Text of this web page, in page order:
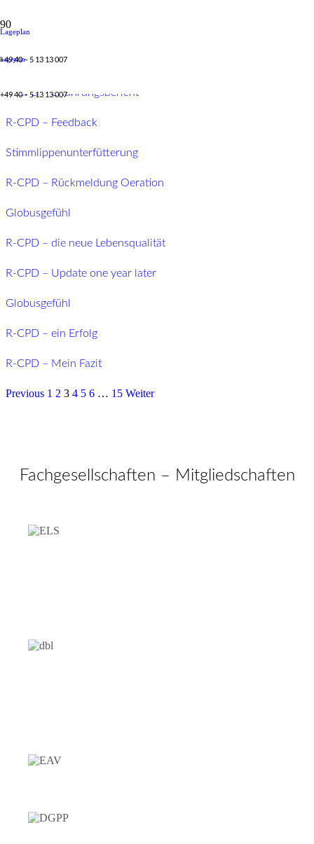
Lageplan
+49 40 – 5 13 13 007
Lageplan
+49 40 – 5 13 13 007
Erfahrungen
R-CPD – Erfahrungsbericht
R-CPD – Feedback
Stimmlippenunterfütterung
R-CPD – Rückmeldung Oeration
Globusgefühl
R-CPD – die neue Lebensqualität
R-CPD – Update one year later
Globusgefühl
R-CPD – ein Erfolg
R-CPD – Mein Fazit
Previous 1 2 3 4 5 6 … 15 Weiter
Fachgesellschaften – Mitgliedschaften